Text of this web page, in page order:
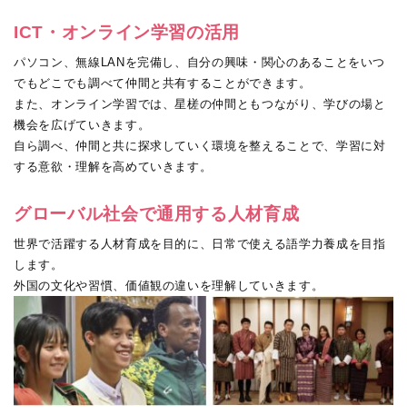
ICT・オンライン学習の活用
パソコン、無線LANを完備し、自分の興味・関心のあることをいつ
でもどこでも調べて仲間と共有することができます。
また、オンライン学習では、星槎の仲間ともつながり、学びの場と
機会を広げていきます。
自ら調べ、仲間と共に探求していく環境を整えることで、学習に対
する意欲・理解を高めていきます。
グローバル社会で通用する人材育成
世界で活躍する人材育成を目的に、日常で使える語学力養成を目指
します。
外国の文化や習慣、価値観の違いを理解していきます。